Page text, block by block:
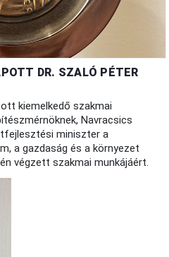
DR. SZALÓ PÉTER
kiemelkedő szakmai
Navracsics
miniszter a
a gazdaság és a környezet
végzett szakmai munkájáért.